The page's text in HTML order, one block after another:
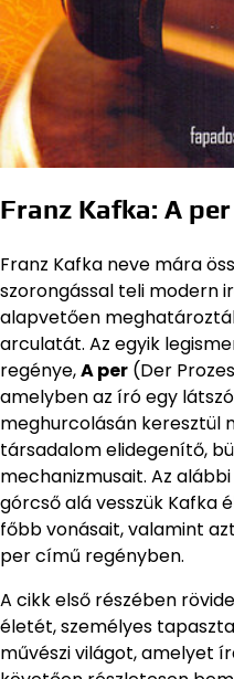
Franz Kafka: A
Franz Kafka neve mára
szorongással teli modern
alapvetően
arculatát. Az egyik
regénye,A per (Der
amelyben az író egy
meghurcolásán keresztül
társadalom elidegenítő,
mechanizmusait. Az
górcső alá vesszük Kafka
főbb vonásait, valamint
per című regényben.
A cikk első részében
életét, személyes
művészi világot, amelyet